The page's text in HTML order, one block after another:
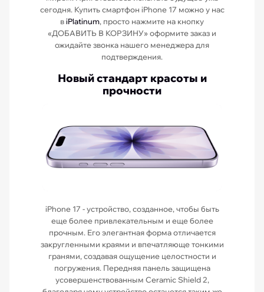
сегодня. Купить смартфон iPhone 17 можно у нас
вiPlatinum, просто нажмите на кнопку
«ДОБАВИТЬ В КОРЗИНУ» оформите заказ и
ожидайте звонка нашего менеджера для
подтверждения.
Новый стандарт красоты и
прочности
iPhone 17 - устройство, созданное, чтобы быть
еще более привлекательным и еще более
прочным. Его элегантная форма отличается
закругленными краями и впечатляюще тонкими
гранями, создавая ощущение целостности и
погружения. Передняя панель защищена
усовершенствованным Ceramic Shield 2,